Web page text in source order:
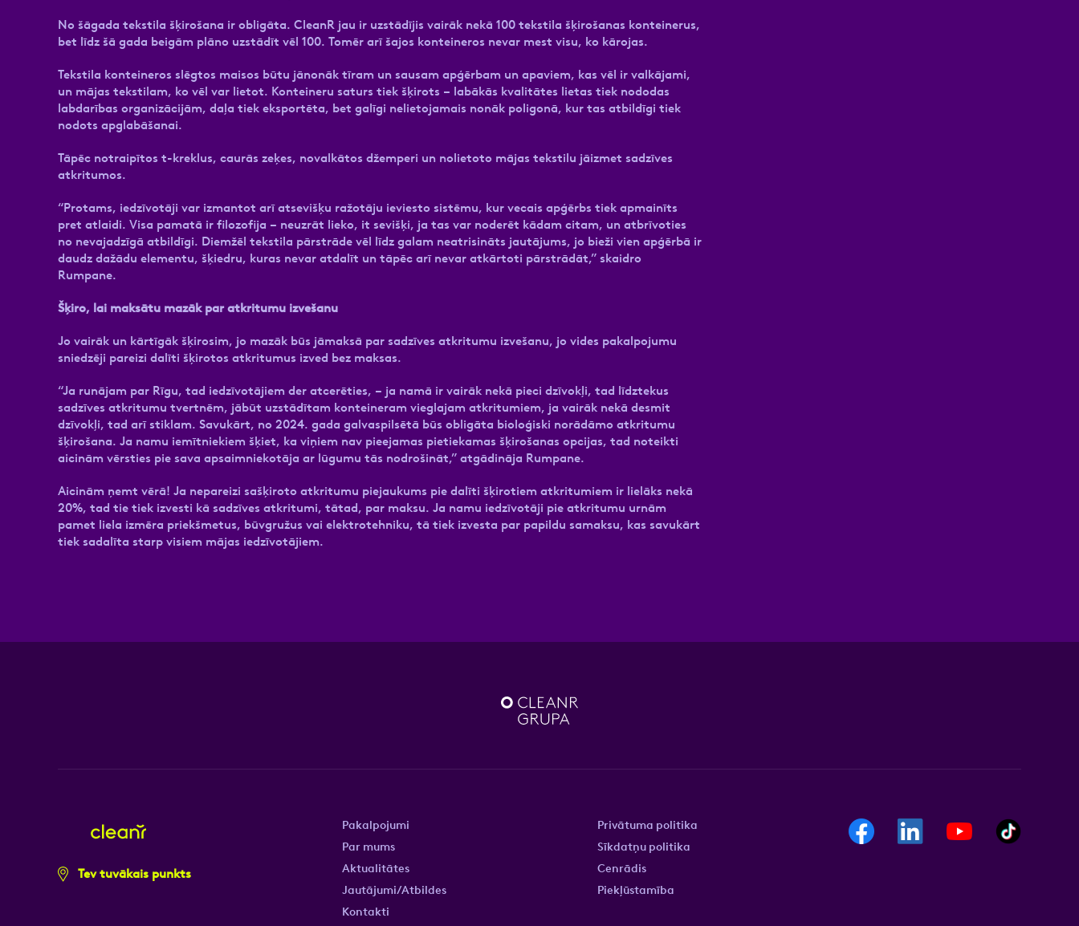
No šāgada tekstila šķirošana ir obligāta. CleanR jau ir uzstādījis vairāk nekā 100 tekstila šķirošanas konteinerus,
bet līdz šā gada beigām plāno uzstādīt vēl 100. Tomēr arī šajos konteineros nevar mest visu, ko kārojas.
Tekstila konteineros slēgtos maisos būtu jānonāk tīram un sausam apģērbam un apaviem, kas vēl ir valkājami,
un mājas tekstilam, ko vēl var lietot. Konteineru saturs tiek šķirots – labākās kvalitātes lietas tiek nododas
labdarības organizācijām, daļa tiek eksportēta, bet galīgi nelietojamais nonāk poligonā, kur tas atbildīgi tiek
nodots apglabāšanai.
Tāpēc notraipītos t-kreklus, caurās zeķes, novalkātos džemperi un nolietoto mājas tekstilu jāizmet sadzīves
atkritumos.
“Protams, iedzīvotāji var izmantot arī atsevišķu ražotāju ieviesto sistēmu, kur vecais apģērbs tiek apmainīts
pret atlaidi. Visa pamatā ir filozofija – neuzrāt lieko, it sevišķi, ja tas var noderēt kādam citam, un atbrīvoties
no nevajadzīgā atbildīgi. Diemžēl tekstila pārstrāde vēl līdz galam neatrisināts jautājums, jo bieži vien apģērbā ir
daudz dažādu elementu, šķiedru, kuras nevar atdalīt un tāpēc arī nevar atkārtoti pārstrādāt,” skaidro
Rumpane.
Šķiro, lai maksātu mazāk par atkritumu izvešanu
Jo vairāk un kārtīgāk šķirosim, jo mazāk būs jāmaksā par sadzīves atkritumu izvešanu, jo vides pakalpojumu
sniedzēji pareizi dalīti šķirotos atkritumus izved bez maksas.
“Ja runājam par Rīgu, tad iedzīvotājiem der atcerēties, – ja namā ir vairāk nekā pieci dzīvokļi, tad līdztekus
sadzīves atkritumu tvertnēm, jābūt uzstādītam konteineram vieglajam atkritumiem, ja vairāk nekā desmit
dzīvokļi, tad arī stiklam. Savukārt, no 2024. gada galvaspilsētā būs obligāta bioloģiski norādāmo atkritumu
šķirošana. Ja namu iemītniekiem šķiet, ka viņiem nav pieejamas pietiekamas šķirošanas opcijas, tad noteikti
aicinām vērsties pie sava apsaimniekotāja ar lūgumu tās nodrošināt,” atgādināja Rumpane.
Aicinām ņemt vērā! Ja nepareizi sašķiroto atkritumu piejaukums pie dalīti šķirotiem atkritumiem ir lielāks nekā
20%, tad tie tiek izvesti kā sadzīves atkritumi, tātad, par maksu. Ja namu iedzīvotāji pie atkritumu urnām
pamet liela izmēra priekšmetus, būvgružus vai elektrotehniku, tā tiek izvesta par papildu samaksu, kas savukārt
tiek sadalīta starp visiem mājas iedzīvotājiem.
Tev tuvākais punkts
Pakalpojumi
Par mums
Aktualitātes
Jautājumi/Atbildes
Kontakti
Privātuma politika
Sīkdatņu politika
Cenrādis
Piekļūstamība